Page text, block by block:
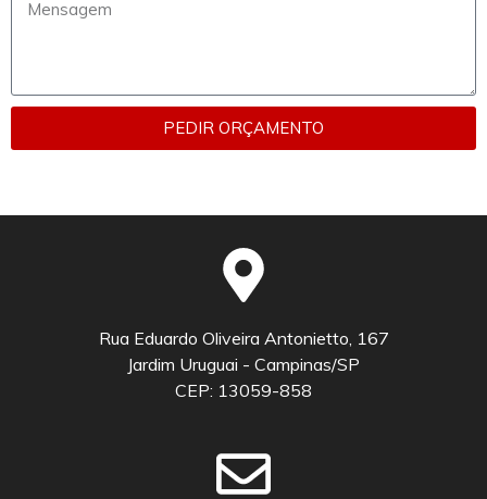
PEDIR ORÇAMENTO
Rua Eduardo Oliveira Antonietto, 167
Jardim Uruguai - Campinas/SP
CEP: 13059-858